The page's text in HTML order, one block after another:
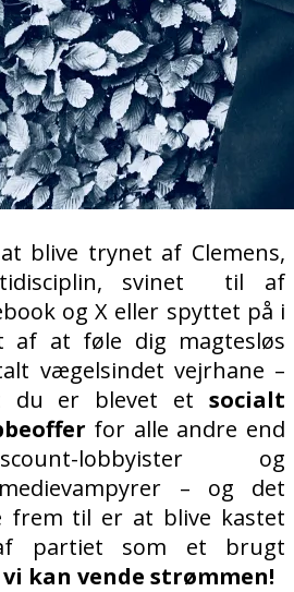
blive trynet af Clemens,
svinet til af
og X eller spyttet på i
af at føle dig magtesløs
vægelsindet vejrhane –
du er blevet et socialt
for alle andre end
lobbyister og
– og det
frem til er at blive kastet
partiet som et brugt
vi kan vende strømmen!